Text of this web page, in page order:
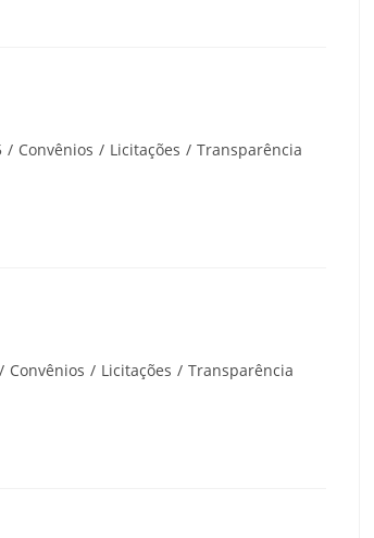
/ Convênios / Licitações / Transparência
/ Convênios / Licitações / Transparência